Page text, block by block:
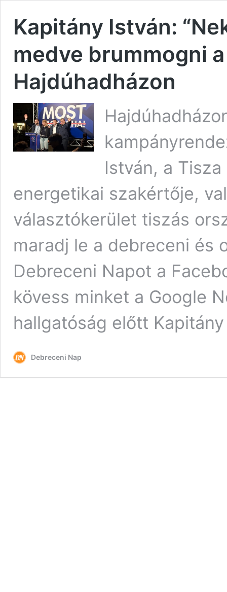
Kapitány István:
medve brummogni
Hajdúhadházon
István, a
energetikai szakértője,
választókerület tiszás
maradj le a debreceni és
Debreceni Napot a
kövess minket a Google
hallgatóság előtt
Debreceni Nap